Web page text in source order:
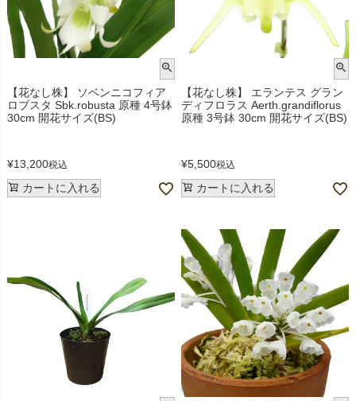
【花なし株】 ソベンニコフィア
ロブスタ Sbk.robusta 原種 4号鉢
30cm 開花サイズ(BS)
¥13,200税込
カートに入れる
【花なし株】 エランテス グラン
ディフロラス Aerth.grandiflorus
原種 3号鉢 30cm 開花サイズ(BS)
¥5,500税込
カートに入れる